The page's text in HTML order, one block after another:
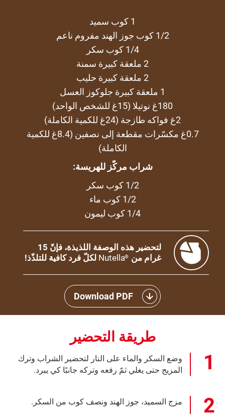
1 كوب سميد
1/2 كوب جوز الهند مفروم ناعم
1/4 كوب سكر
2 ملعقة كبيرة سمنة
2 ملعقة كبيرة حليب
1 ملعقة كبيرة جلوكوز العسل
180غ نوتيلا (15غ للشخص الواحد)
2غ فواكه طازجة (24غ للكمية الكاملة)
0.7غ مكسّرات مقطعة إلى نصفين (8.4غ للكمية
الكاملة)
شراب مركّز للهريسة:
1/2 كوب سكر
1/2 كوب ماء
1/4 كوب ليمون
لتحضير هذه الوصفة اللذيذة، فإنّ 15
غرام من ®
Nutella لكلّ فرد كافية للتلذّذ!
Download PDF
طريقة التحضير
وضع السكر والماء على النار لتحضير الشراب وترك
المزيج حتى يغلي ثمّ رفعه وتركه جانبًا كي يبرد.
مزج السميد، جوز الهند ونصف كوب من السكر.